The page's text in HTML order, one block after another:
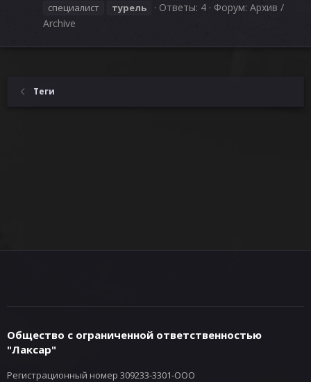
специалист
турель Ответы: 4 Форум: Архив /
Archive
Теги
Общество с ограниченной ответственностью
"Лаксар"
Регистрационный номер 309233-3301-ООО